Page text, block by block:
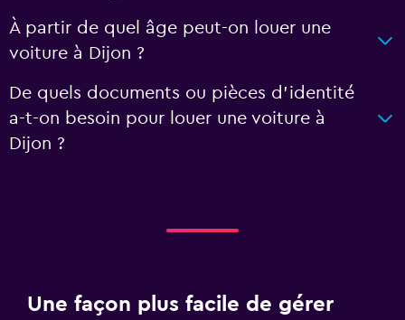
À partir de quel âge peut-on louer une
voiture à Dijon ?
De quels documents ou pièces d'identité
a-t-on besoin pour louer une voiture à
Dijon ?
Une façon plus facile de gérer